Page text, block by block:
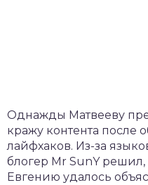
Однажды Матвееву
кражу контента после
лайфхаков. Из-за
блогер Mr SunY решил,
Евгению удалось